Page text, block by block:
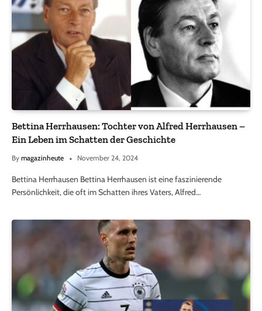
Bettina Herrhausen: Tochter von Alfred Herrhausen –
Ein Leben im Schatten der Geschichte
By magazinheute November 24, 2024
Bettina Herrhausen Bettina Herrhausen ist eine faszinierende
Persönlichkeit, die oft im Schatten ihres Vaters, Alfred…